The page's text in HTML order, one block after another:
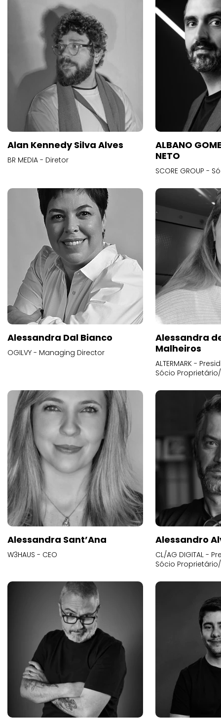
Alan Kennedy Silva Alves
BR MEDIA - Diretor
ALBANO
NETO
SCORE GROUP -
Alessandra Dal Bianco
OGILVY - Managing Director
Alessandra
Malheiros
ALTERMARK -
Sócio
Alessandra Sant’Ana
W3HAUS - CEO
Alessandro
CL/AG DIGITAL -
Sócio